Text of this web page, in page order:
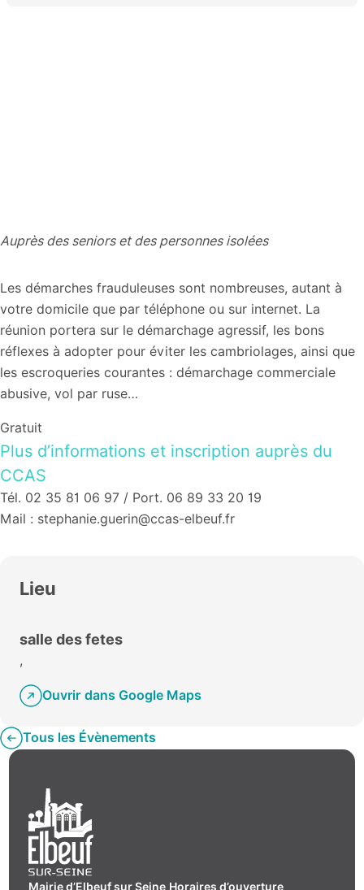
Auprès des seniors et des personnes isolées
Les démarches frauduleuses sont nombreuses, autant à
votre domicile que par téléphone ou sur internet. La
réunion portera sur le démarchage agressif, les bons
réflexes à adopter pour éviter les cambriolages, ainsi que
les escroqueries courantes : démarchage commerciale
abusive, vol par ruse…
Gratuit
Plus d’informations et inscription auprès du
CCAS
Tél. 02 35 81 06 97 / Port. 06 89 33 20 19
Mail : stephanie.guerin@ccas-elbeuf.fr
Lieu
salle des fetes
,
Ouvrir dans Google Maps
Tous les Évènements
Mairie d’Elbeuf sur Seine Horaires d’ouverture